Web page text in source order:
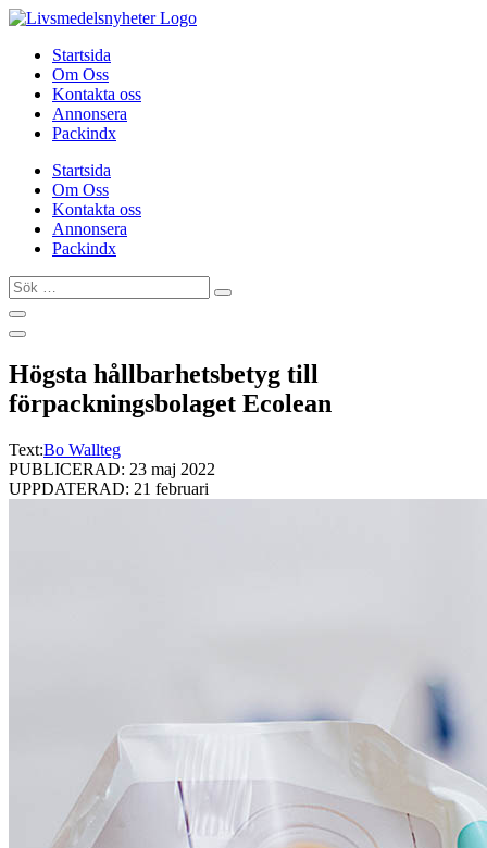
Hoppa
innehållStartsida
Om Oss
Kontakta oss
Annonsera
Packindx
Startsida
Om Oss
Kontakta oss
Annonsera
Packindx
Sök
…
Högsta hållbarhetsbetyg till
förpackningsbolaget Ecolean
Text:Bo Wallteg
PUBLICERAD: 23 maj 2022
UPPDATERAD: 21 februari